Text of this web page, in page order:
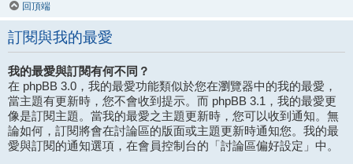
回頂端
訂閱與我的最愛
我的最愛與訂閱有何不同？
在 phpBB 3.0，我的最愛功能類似於您在瀏覽器中的我的最愛，
當主題有更新時，您不會收到提示。而 phpBB 3.1，我的最愛更
像是訂閱主題。當我的最愛之主題更新時，您可以收到通知。無
論如何，訂閱將會在討論區的版面或主題更新時通知您。我的最
愛與訂閱的通知選項，在會員控制台的「討論區偏好設定」中。